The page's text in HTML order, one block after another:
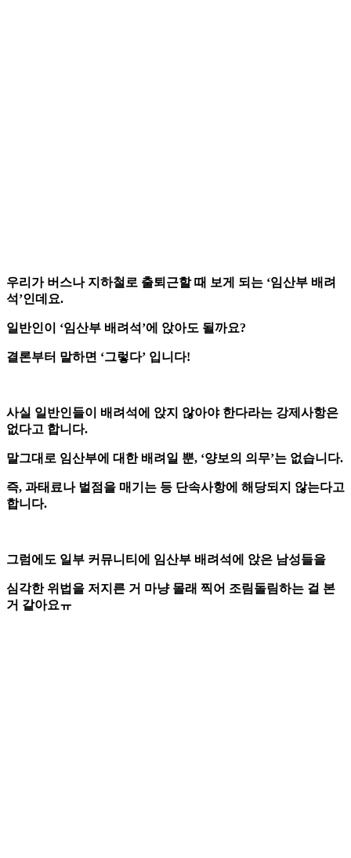
우리가 버스나 지하철로 출퇴근할 때 보게 되는 ‘임산부 배려
석’인데요.
일반인이 ‘임산부 배려석’에 앉아도 될까요?
결론부터 말하면 ‘그렇다’ 입니다!
사실 일반인들이 배려석에 앉지 않아야 한다라는 강제사항은
없다고 합니다.
말그대로 임산부에 대한 배려일 뿐, ‘양보의 의무’는 없습니다.
즉, 과태료나 벌점을 매기는 등 단속사항에 해당되지 않는다고
합니다.
그럼에도 일부 커뮤니티에 임산부 배려석에 앉은 남성들을
심각한 위법을 저지른 거 마냥 몰래 찍어 조림돌림하는 걸 본
거 같아요ㅠ